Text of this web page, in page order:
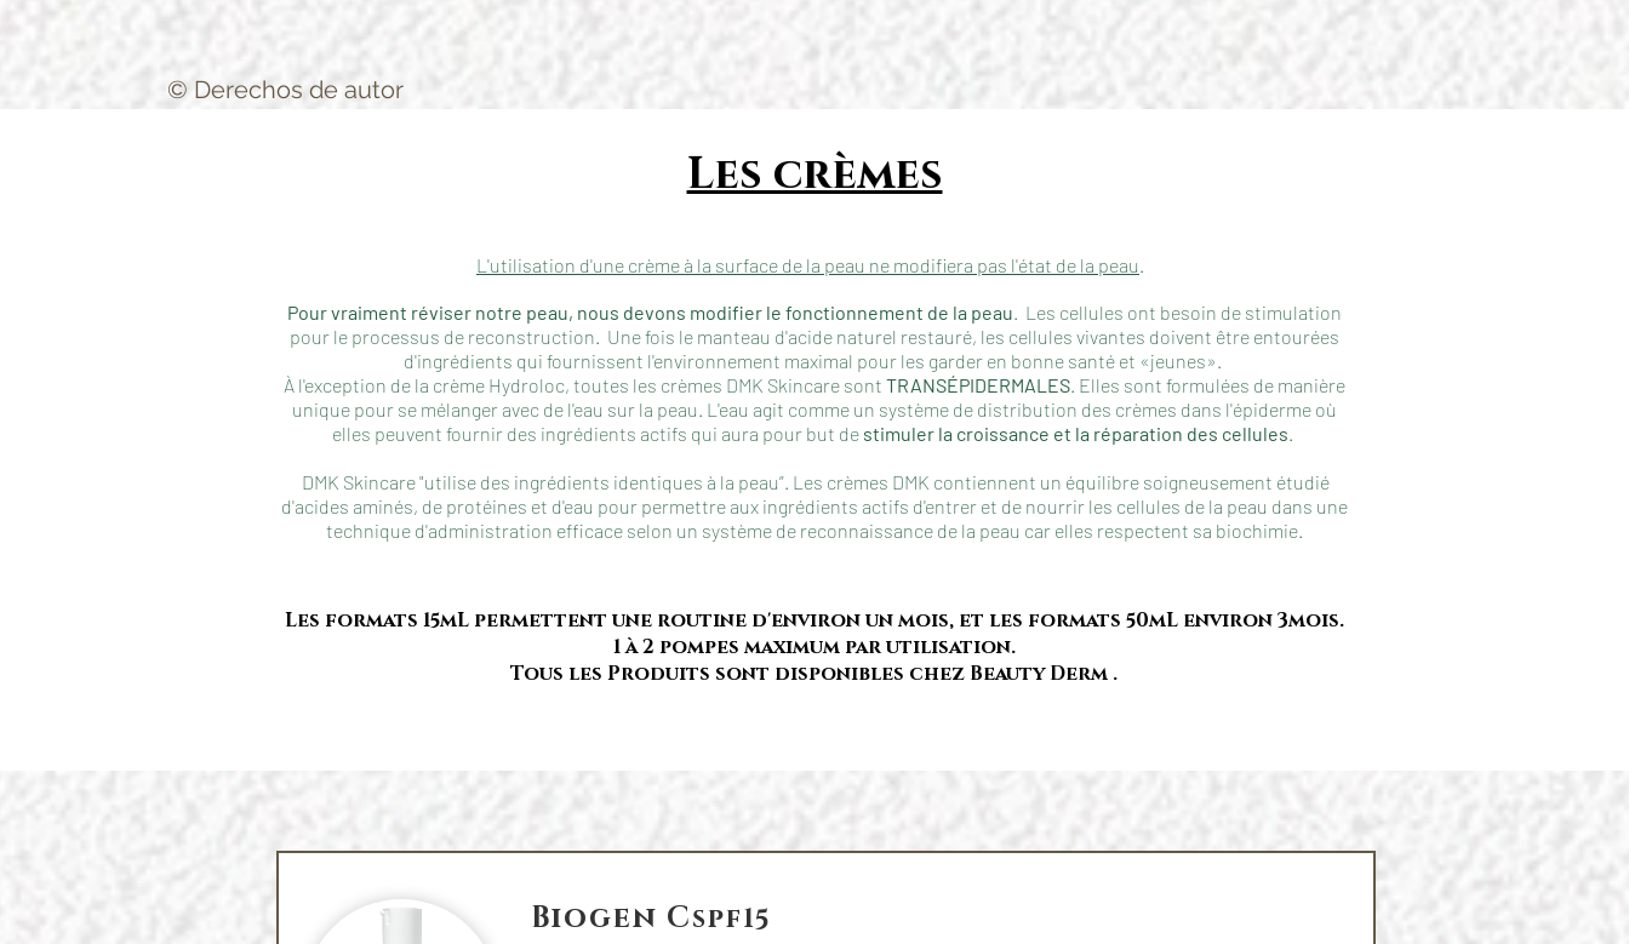
Les crèmes
L'utilisation d'une crème à la surface de la peau ne modifiera pas l'état de la peau.
Pour vraiment réviser notre peau, nous devons modifier le fonctionnement de la peau. Les cellules ont besoin de stimulation
pour le processus de reconstruction. Une fois le manteau d'acide naturel restauré, les cellules vivantes doivent être entourées
d'ingrédients qui fournissent l'environnement maximal pour les garder en bonne santé et «jeunes».
À l'exception de la crème Hydroloc, toutes les crèmes DMK Skincare sont TRANSÉPIDERMALES. Elles sont formulées de manière
unique pour se mélanger avec de l'eau sur la peau. L'eau agit comme un système de distribution des crèmes dans l'épiderme où
elles peuvent fournir des ingrédients actifs qui aura pour but destimuler la croissance et la réparation des cellules.
DMK Skincare "utilise des ingrédients identiques à la peau”. Les crèmes DMK contiennent un équilibre soigneusement étudié
d'acides aminés, de protéines et d'eau pour permettre aux ingrédients actifs d'entrer et de nourrir les cellules de la peau dans une
technique d'administration efficace selon un système de reconnaissance de la peau car elles respectent sa biochimie.
Les formats 15mL permettent une routine d'environ un mois, et les formats 50mL environ 3mois.
1 à 2 pompes maximum par utilisation.
Tous les Produits sont disponibles chez Beauty Derm .
© Derechos de autor
Biogen Cspf15